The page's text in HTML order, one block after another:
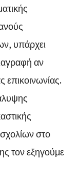
υπάρχει
αν
στο
τον εξηγούμε